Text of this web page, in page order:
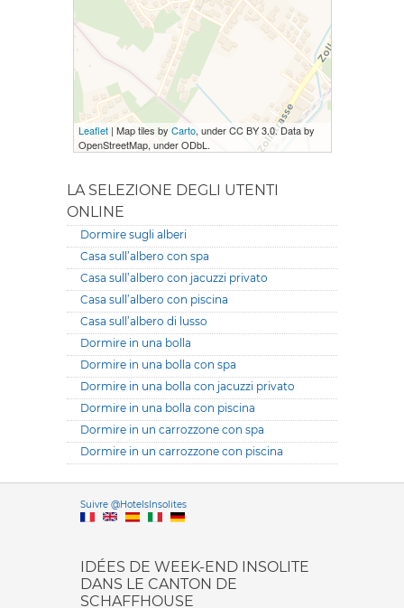
Leaflet| Map tiles by Carto, under CC BY 3.0. Data by
OpenStreetMap, under ODbL.
LA SELEZIONE DEGLI UTENTI
ONLINE
Dormire sugli alberi
Casa sull’albero con spa
Casa sull’albero con jacuzzi privato
Casa sull’albero con piscina
Casa sull’albero di lusso
Dormire in una bolla
Dormire in una bolla con spa
Dormire in una bolla con jacuzzi privato
Dormire in una bolla con piscina
Dormire in un carrozzone con spa
Dormire in un carrozzone con piscina
Suivre @HotelsInsolitesVersione
IDÉES DE WEEK-END INSOLITE
DANS LE CANTON DE
SCHAFFHOUSE